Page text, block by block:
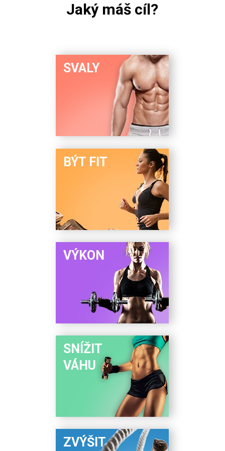
Jaký máš cíl?
SVALY
BÝT FIT
VÝKON
SNÍŽIT
VÁHU
ZVÝŠIT